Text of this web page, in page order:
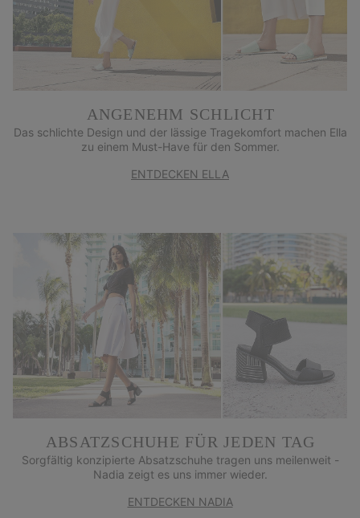
ANGENEHM SCHLICHT
Das schlichte Design und der lässige Tragekomfort machen Ella
zu einem Must-Have für den Sommer.
ENTDECKEN ELLA
ABSATZSCHUHE FÜR JEDEN TAG
Sorgfältig konzipierte Absatzschuhe tragen uns meilenweit -
Nadia zeigt es uns immer wieder.
ENTDECKEN NADIA